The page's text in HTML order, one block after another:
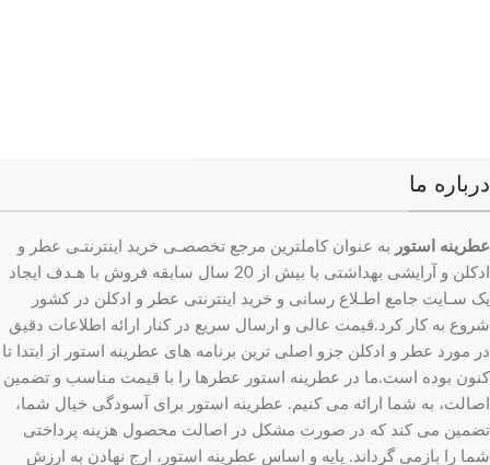
درباره ما
عطرینه استور به عنوان کاملترین مرجع تخصصـی خرید اینترنتـی عطر و
ادکلن و آرایشی بهداشتی با بیش از 20 سال سابقه فروش با هـدف ایجاد
یک سـایت جامع اطـلاع رسانی و خرید اینترنتی عطر و ادکلن در کشور
شروع به کار کرد.قیمت عالی و ارسال سریع در کنار ارائه اطلاعات دقیق
در مورد عطر و ادکلن جزو اصلی ترین برنامه های عطرینه استور از ابتدا تا
کنون بوده است.ما در عطرینه استور عطرها را با قیمت مناسب و تضمین
اصالت، به شما ارائه می کنیم. عطرینه استور برای آسودگی خیال شما،
تضمین می کند که در صورت مشکل در اصالت محصول هزینه پرداختی
شما را بازمی گرداند. پایه و اساس عطرینه استور، ارج نهادن به ارزش